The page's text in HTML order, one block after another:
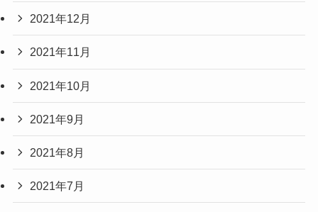
2021年12月
2021年11月
2021年10月
2021年9月
2021年8月
2021年7月